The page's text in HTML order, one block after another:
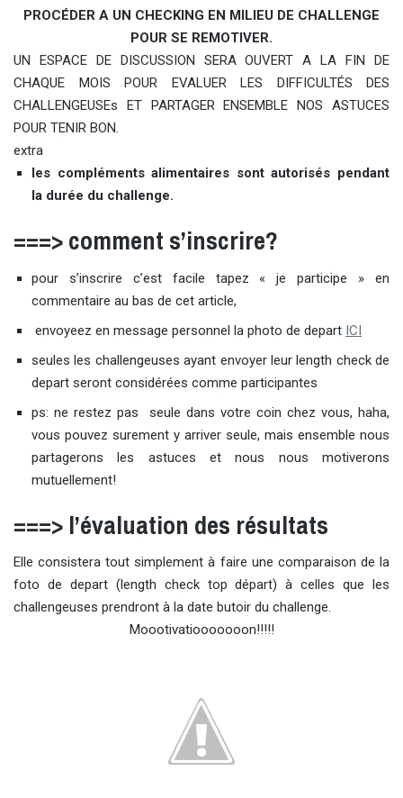
PROCÉDER A UN CHECKING EN MILIEU DE CHALLENGE
POUR SE REMOTIVER.
UN ESPACE DE DISCUSSION SERA OUVERT A LA FIN DE
CHAQUE MOIS POUR EVALUER LES DIFFICULTÉS DES
CHALLENGEUSEs ET PARTAGER ENSEMBLE NOS ASTUCES
POUR TENIR BON.
extra
les compléments alimentaires sont autorisés pendant
la durée du challenge.
===> comment s’inscrire?
pour s’inscrire c’est facile tapez « je participe » en
commentaire au bas de cet article,
envoyeez en message personnel la photo de depart ICI
seules les challengeuses ayant envoyer leur length check de
depart seront considérées comme participantes
ps: ne restez pas seule dans votre coin chez vous, haha,
vous pouvez surement y arriver seule, mais ensemble nous
partagerons les astuces et nous nous motiverons
mutuellement!
===> l’évaluation des résultats
Elle consistera tout simplement à faire une comparaison de la
foto de depart (length check top départ) à celles que les
challengeuses prendront à la date butoir du challenge.
Moootivatiooooooon!!!!!